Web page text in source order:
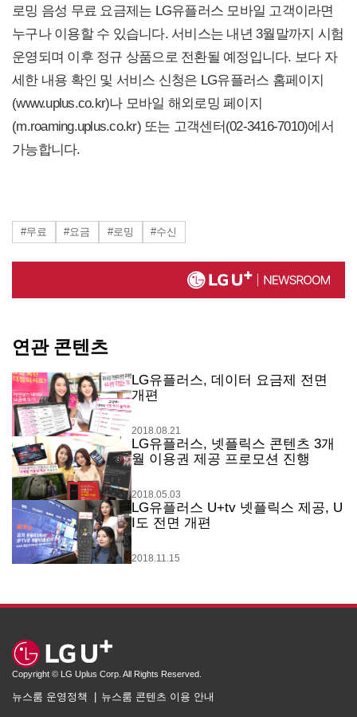
로밍 음성 무료 요금제는 LG유플러스 모바일 고객이라면
누구나 이용할 수 있습니다. 서비스는 내년 3월말까지 시험
운영되며 이후 정규 상품으로 전환될 예정입니다. 보다 자
세한 내용 확인 및 서비스 신청은 LG유플러스 홈페이지
(www.uplus.co.kr)나 모바일 해외로밍 페이지
(m.roaming.uplus.co.kr) 또는 고객센터(02-3416-7010)에서
가능합니다.
#무료 #요금 #로밍 #수신
연관 콘텐츠
LG유플러스, 데이터 요금제 전면
개편
2018.08.21
LG유플러스, 넷플릭스 콘텐츠 3개
월 이용권 제공 프로모션 진행
2018.05.03
LG유플러스 U+tv 넷플릭스 제공, U
I도 전면 개편
2018.11.15
Copyright © LG Uplus Corp. All Rights Reserved.
뉴스룸 운영정책 뉴스룸 콘텐츠 이용 안내